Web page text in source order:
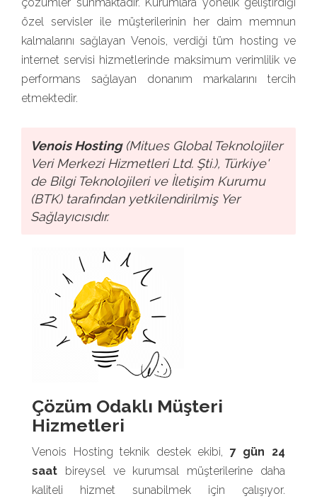
özel servisler ile müşterilerinin her daim memnun
kalmalarını sağlayan Venois, verdiği tüm hosting ve
internet servisi hizmetlerinde maksimum verimlilik ve
performans sağlayan donanım markalarını tercih
etmektedir.
Venois Hosting(Mitues Global Teknolojiler
Veri Merkezi Hizmetleri Ltd. Şti.), Türkiye'
de Bilgi Teknolojileri ve İletişim Kurumu
(BTK) tarafından yetkilendirilmiş Yer
Sağlayıcısıdır.
Çözüm Odaklı Müşteri
Hizmetleri
Venois Hosting teknik destek ekibi, 7 gün 24
saat bireysel ve kurumsal müşterilerine daha
kaliteli hizmet sunabilmek için çalışıyor.